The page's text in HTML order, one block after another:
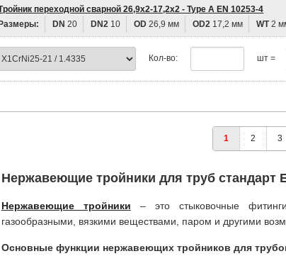
переходной сварной 26,9х2-17,2х2 - Type A EN 10253-4
DN 20 DN2 10 OD 26,9 мм OD2 17,2 мм WT2
Кол-во: шт =
1 2 3
Нержавеющие тройники для труб стандарт
Нержавеющие тройники – это стыковочные
газообразными, вязкими веществами, паром и другими
Основные функции нержавеющих тройников для